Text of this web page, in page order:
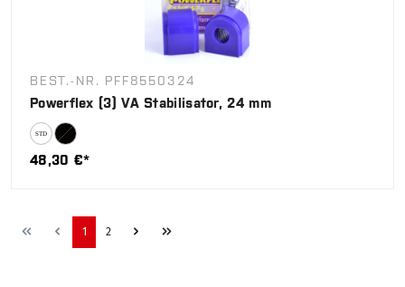
BEST.-NR. PFF8550324
Powerflex (3) VA Stabilisator, 24 mm
48,30 €*
1 2